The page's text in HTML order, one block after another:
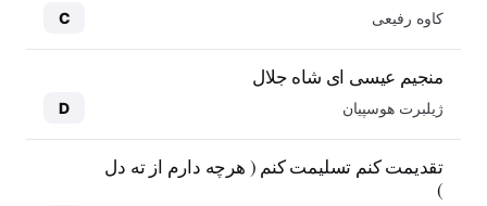
کاوه رفیعی C
منجیم عیسی ای شاه جلال
ژیلبرت هوسپیان D
تقدیمت کنم تسلیمت کنم ( هرچه دارم از ته دل
)